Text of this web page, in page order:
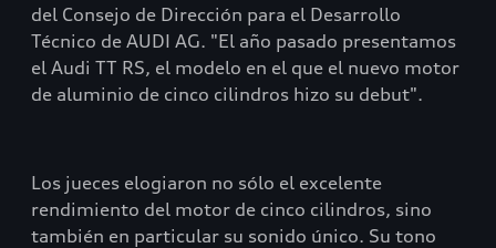
del Consejo de Dirección para el Desarrollo
Técnico de AUDI AG. "El año pasado presentamos
el Audi TT RS, el modelo en el que el nuevo motor
de aluminio de cinco cilindros hizo su debut".
Los jueces elogiaron no sólo el excelente
rendimiento del motor de cinco cilindros, sino
también en particular su sonido único. Su tono